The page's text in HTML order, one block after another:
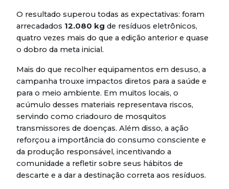
O resultado superou todas as expectativas: foram
arrecadados 12.080 kg de resíduos eletrônicos,
quatro vezes mais do que a edição anterior e quase
o dobro da meta inicial.
Mais do que recolher equipamentos em desuso, a
campanha trouxe impactos diretos para a saúde e
para o meio ambiente. Em muitos locais, o
acúmulo desses materiais representava riscos,
servindo como criadouro de mosquitos
transmissores de doenças. Além disso, a ação
reforçou a importância do consumo consciente e
da produção responsável, incentivando a
comunidade a refletir sobre seus hábitos de
descarte e a dar a destinação correta aos resíduos.